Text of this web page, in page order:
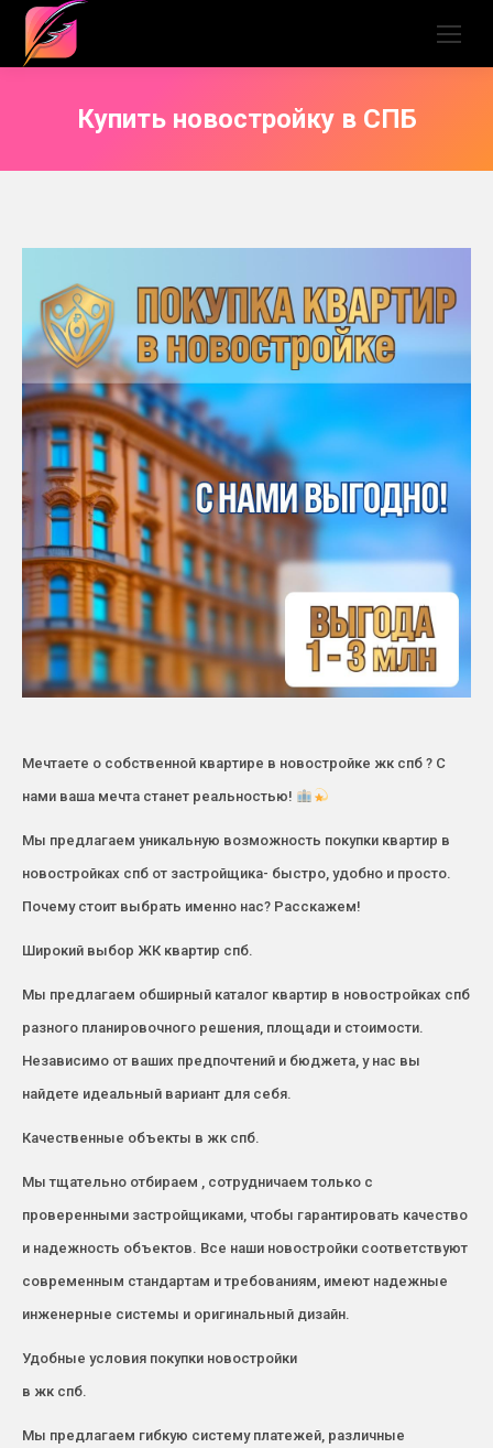
Купить новостройку в СПБ
Мечтаете о собственной квартире в новостройке жк спб ? С
нами ваша мечта станет реальностью!
Мы предлагаем уникальную возможность покупки квартир в
новостройках спб от застройщика- быстро, удобно и просто.
Почему стоит выбрать именно нас? Расскажем!
Широкий выбор ЖК квартир спб.
Мы предлагаем обширный каталог квартир в новостройках спб
разного планировочного решения, площади и стоимости.
Независимо от ваших предпочтений и бюджета, у нас вы
найдете идеальный вариант для себя.
Качественные объекты в жк спб.
Мы тщательно отбираем , сотрудничаем только с
проверенными застройщиками, чтобы гарантировать качество
и надежность объектов. Все наши новостройки соответствуют
современным стандартам и требованиям, имеют надежные
инженерные системы и оригинальный дизайн.
Удобные условия покупки новостройки
в жк спб.
Мы предлагаем гибкую систему платежей, различные